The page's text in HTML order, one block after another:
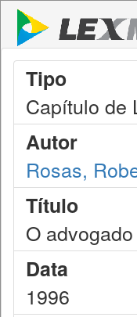
Tipo
Capítulo de
Autor
Rosas,
Título
O
Data
1996